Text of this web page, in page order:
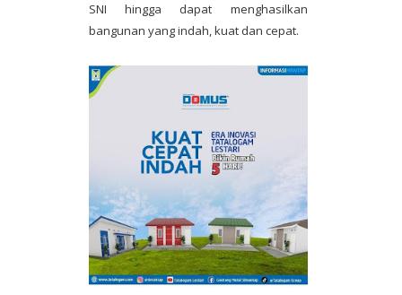
SNI hingga dapat menghasilkan
bangunan yang indah, kuat dan cepat.